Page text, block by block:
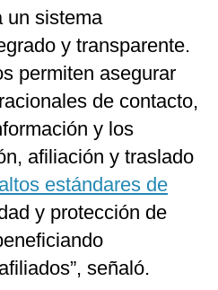
un sistema
y transparente.
permiten asegurar
de contacto,
y los
afiliación y traslado
altos estándares de
y protección de
señaló.